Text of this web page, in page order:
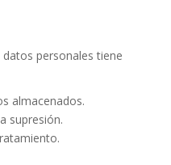
personales tiene
almacenados.
supresión.